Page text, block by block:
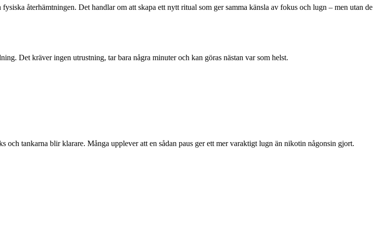
återhämtningen. Det handlar om att skapa ett nytt ritual som ger samma känsla av fokus och lugn – men utan de
Det kräver ingen utrustning, tar bara några minuter och kan göras nästan var som helst.
och tankarna blir klarare. Många upplever att en sådan paus ger ett mer varaktigt lugn än nikotin någonsin gjort.